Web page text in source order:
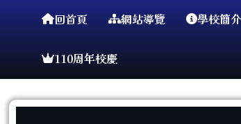
臺南市安順國小
導覽列回首頁 網站導覽 學校簡介
110周年校慶